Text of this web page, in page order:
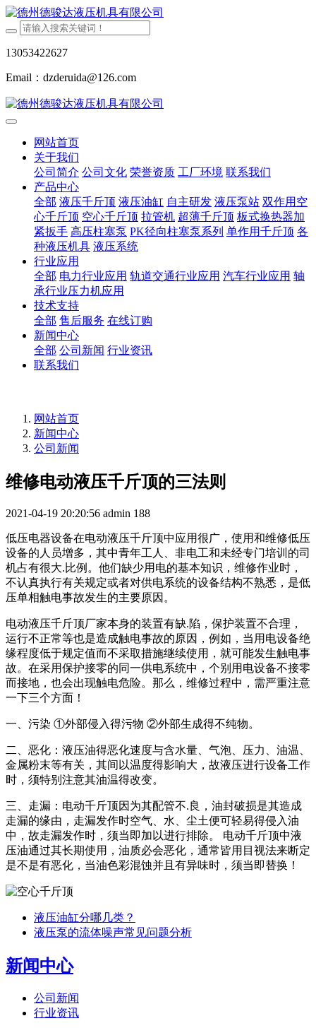
13053422627
Email：dzderuida@126.com
网站首页
关于我们
公司简介 公司文化 荣誉资质 工厂环境 联系我们
产品中心
全部 液压千斤顶 液压油缸 自主研发 液压泵站 双作用空
心千斤顶 空心千斤顶 拉管机 超薄千斤顶 板式换热器加
紧扳手 高压柱塞泵 PK径向柱塞泵系列 单作用千斤顶 各
种液压机具 液压系统
行业应用
全部 电力行业应用 轨道交通行业应用 汽车行业应用 轴
承行业压力机应用
技术支持
全部 售后服务 在线订购
新闻中心
全部 公司新闻 行业资讯
联系我们
网站首页
新闻中心
公司新闻
维修电动液压千斤顶的三法则
2021-04-19 20:20:56 admin 188
低压电器设备在电动液压千斤顶中应用很广，使用和维修低压
设备的人员增多，其中青年工人、非电工和未经专门培训的司
机占有很大.比例。他们缺少用电的基本知识，维修作业时，
不认真执行有关规定或者对供电系统的设备结构不熟悉，是低
压单相触电事故发生的主要原因。
电动液压千斤顶厂家本身的装置有缺.陷，保护装置不合理，
运行不正常等也是造成触电事故的原因，例如，当用电设备绝
缘程度低于规定值而不采取措施继续使用，就可能发生触电事
故。在采用保护接零的同一供电系统中，个别用电设备不接零
而接地，也会出现触电危险。那么，维修过程中，需严重注意
一下三个方面！
一、污染 ①外部侵入得污物 ②外部生成得不纯物。
二、恶化：液压油得恶化速度与含水量、气泡、压力、油温、
金属粉末等有关，其间以温度得影响大，故液压进行设备工作
时，须特别注意其油温得改变。
三、走漏：电动千斤顶因为其配管不.良，油封破损是其造成
走漏的缘由，走漏发作时空气、水、尘土便可轻易得侵入油
中，故走漏发作时，须当即加以进行排除。 电动千斤顶中液
压油通过其长期使用，油质必会恶化，通常皆用目视法来断定
是不是有恶化，当油色彩混蚀并且有异味时，须当即替换！
液压油缸分哪几类？
液压泵的流体噪声常见问题分析
新闻中心
公司新闻
行业资讯